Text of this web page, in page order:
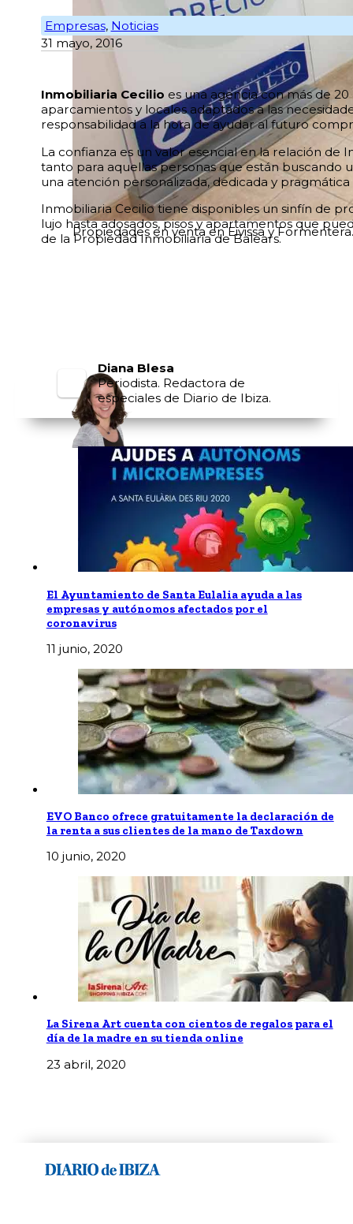
Propiedades en venta en Eivissa y Formentera.
Empresas, Noticias
31 mayo, 2016
Inmobiliaria Cecilio es una agencia con más de
aparcamientos y locales adaptados a las
responsabilidad a la hora de ayudar al futuro
La confianza es un valor esencial en la relación de
tanto para aquellas personas que están buscando
una atención personalizada, dedicada y
Inmobiliaria Cecilio tiene disponibles un sinfín de
lujo hasta adosados, pisos y apartamentos que
de la Propiedad Inmobiliaria de Balears.
Diana Blesa
Periodista. Redactora de
especiales de Diario de Ibiza.
El Ayuntamiento de Santa Eulalia ayuda a las
empresas y autónomos afectados por el
coronavirus
11 junio, 2020
EVO Banco ofrece gratuitamente la declaración de
la renta a sus clientes de la mano de Taxdown
10 junio, 2020
La Sirena Art cuenta con cientos de regalos para el
día de la madre en su tienda online
23 abril, 2020